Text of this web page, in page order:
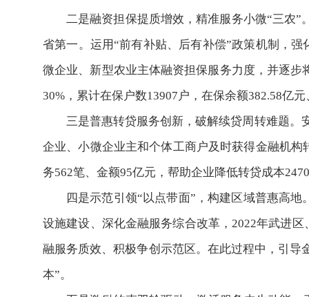
二是融资担保提质增效，精准服务小微“三农”
省第一。运用“前有补贴、后有补偿”政策机制，
微企业、新型农业主体融资担保服务力度，并逐步
30%，累计在保户数13907户，在保余额382.58亿
三是普惠转贷服务创新，破解续贷周转难题。
企业、小微企业主和个体工商户及时获得金融机
务562笔、金额95亿元，帮助企业降低转贷成本
四是示范引领“以点带面”，构建区域普惠高
设施建设、深化金融服务综合改革，2022年武进
融服务质效、积极争创示范区。在此过程中，引
本”。